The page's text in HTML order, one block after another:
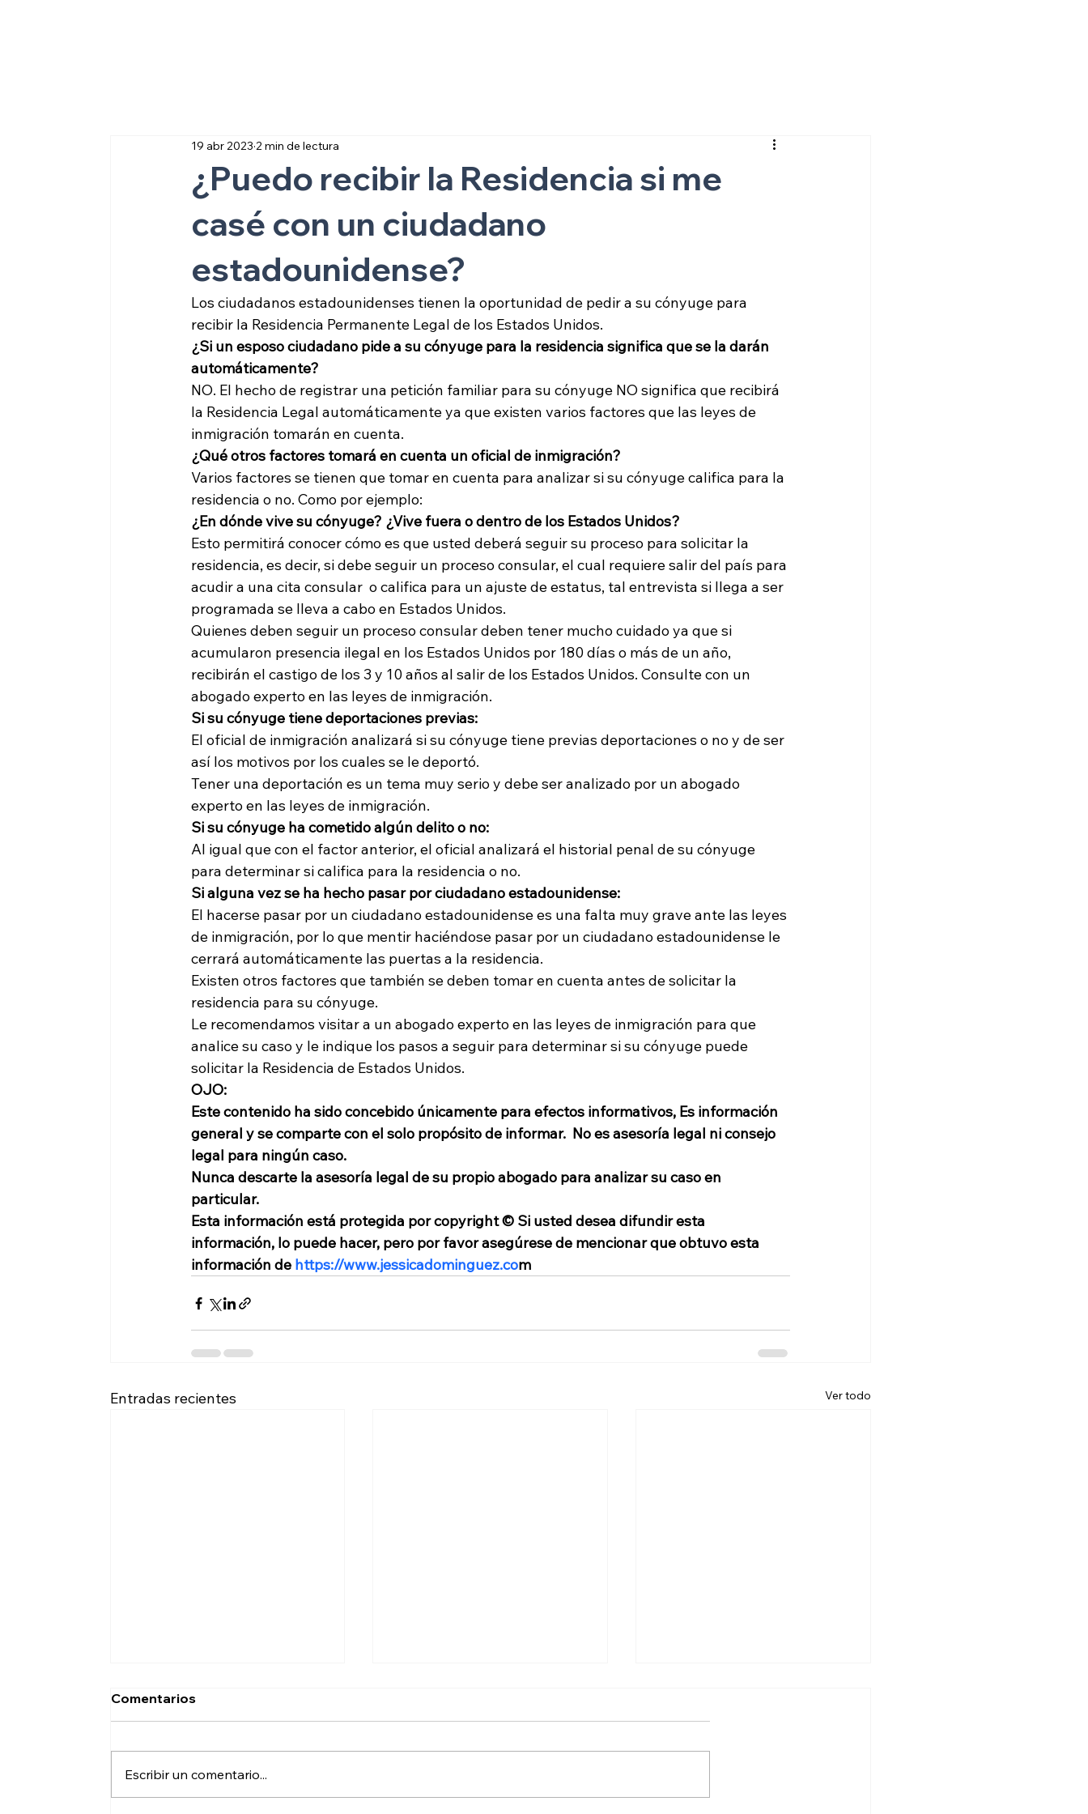
¿Puedo recibir la Residencia si me
casé con un ciudadano
estadounidense?
19 abr 2023 2 min de lectura
Los ciudadanos estadounidenses tienen la oportunidad de pedir a su cónyuge para
recibir la Residencia Permanente Legal de los Estados Unidos.
¿Si un esposo ciudadano pide a su cónyuge para la residencia significa que se la darán
automáticamente?
NO. El hecho de registrar una petición familiar para su cónyuge NO significa que recibirá
la Residencia Legal automáticamente ya que existen varios factores que las leyes de
inmigración tomarán en cuenta.
¿Qué otros factores tomará en cuenta un oficial de inmigración?
Varios factores se tienen que tomar en cuenta para analizar si su cónyuge califica para la
residencia o no. Como por ejemplo:
¿En dónde vive su cónyuge? ¿Vive fuera o dentro de los Estados Unidos?
Esto permitirá conocer cómo es que usted deberá seguir su proceso para solicitar la
residencia, es decir, si debe seguir un proceso consular, el cual requiere salir del país para
acudir a una cita consular  o califica para un ajuste de estatus, tal entrevista si llega a ser
programada se lleva a cabo en Estados Unidos.
Quienes deben seguir un proceso consular deben tener mucho cuidado ya que si
acumularon presencia ilegal en los Estados Unidos por 180 días o más de un año,
recibirán el castigo de los 3 y 10 años al salir de los Estados Unidos. Consulte con un
abogado experto en las leyes de inmigración.
Si su cónyuge tiene deportaciones previas:
El oficial de inmigración analizará si su cónyuge tiene previas deportaciones o no y de ser
así los motivos por los cuales se le deportó.
Tener una deportación es un tema muy serio y debe ser analizado por un abogado
experto en las leyes de inmigración.
Si su cónyuge ha cometido algún delito o no:
Al igual que con el factor anterior, el oficial analizará el historial penal de su cónyuge
para determinar si califica para la residencia o no.
Si alguna vez se ha hecho pasar por ciudadano estadounidense:
El hacerse pasar por un ciudadano estadounidense es una falta muy grave ante las leyes
de inmigración, por lo que mentir haciéndose pasar por un ciudadano estadounidense le
cerrará automáticamente las puertas a la residencia.
Existen otros factores que también se deben tomar en cuenta antes de solicitar la
residencia para su cónyuge.
Le recomendamos visitar a un abogado experto en las leyes de inmigración para que
analice su caso y le indique los pasos a seguir para determinar si su cónyuge puede
solicitar la Residencia de Estados Unidos.
OJO:
Este contenido ha sido concebido únicamente para efectos informativos, Es información
general y se comparte con el solo propósito de informar.  No es asesoría legal ni consejo
legal para ningún caso.
Nunca descarte la asesoría legal de su propio abogado para analizar su caso en
particular.
Esta información está protegida por copyright © Si usted desea difundir esta
información, lo puede hacer, pero por favor asegúrese de mencionar que obtuvo esta
información de https://www.jessicadominguez.com
Entradas recientes Ver todo
Comentarios
Escribir un comentario...